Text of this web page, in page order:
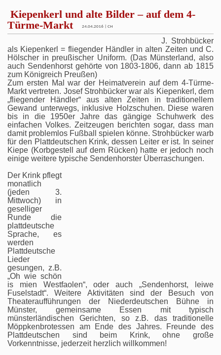
Kiepenkerl und alte Bilder – auf dem 4-
Türme-Markt
24.04.2016 | CH
J. Strohbücker
als Kiepenkerl = fliegender Händler in alten Zeiten und C.
Hölscher in preußischer Uniform. (Das Münsterland, also
auch Sendenhorst gehörte von 1803-1806, dann ab 1815
zum Königreich Preußen)
Zum ersten Mal war der Heimatverein auf dem 4-Türme-
Markt vertreten. Josef Strohbücker war als Kiepenkerl, dem
„fliegender Händler“ aus alten Zeiten in traditionellem
Gewand unterwegs, inklusive Holzschuhen. Diese waren
bis in die 1950er Jahre das gängige Schuhwerk des
einfachen Volkes. Zeitzeugen berichten sogar, dass man
damit problemlos Fußball spielen könne. Strohbücker warb
für den Plattdeutschen Krink, dessen Leiter er ist. In seiner
Kiepe (Korbgestell auf dem Rücken) hatte er jedoch noch
einige weitere typische Sendenhorster Überraschungen.
Der Krink pflegt
monatlich
(jeden 3.
Mittwoch) in
geselliger
Runde die
plattdeutsche
Sprache, es
werden
Plattdeutsche
Lieder
gesungen, z.B.
„Oh wie schön
is mien Westfaolen“, oder auch „Sendenhorst, leiwe
Fuselstadt“. Weitere Aktivitäten sind der Besuch von
Theateraufführungen der Niederdeutschen Bühne in
Münster, gemeinsame Essen mit typisch
münsterländischen Gerichten, so z.B. das traditionelle
Möppkenbrotessen am Ende des Jahres. Freunde des
Plattdeutschen sind beim Krink, ohne große
Vorkenntnisse, jederzeit herzlich willkommen!